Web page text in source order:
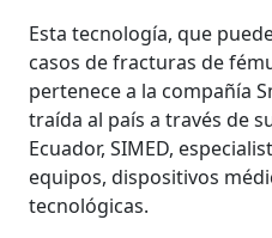
Esta tecnología, que
casos de fracturas de
pertenece a la compañía
traída al país a través de
Ecuador, SIMED,
equipos, dispositivos
tecnológicas.